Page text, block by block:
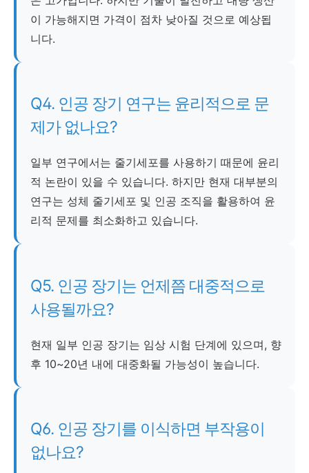
이 가능해지면 가격이 점차 낮아질 것으로 예상됩
니다.
Q4. 인공 장기 연구는 윤리적으로 문
제가 없나요?
일부 연구에서는 줄기세포를 사용하기 때문에 윤리
적 논란이 있을 수 있습니다. 하지만 현재 대부분의
연구는 성체 줄기세포 및 인공 조직을 활용하여 윤
리적 문제를 최소화하고 있습니다.
Q5. 인공 장기는 언제쯤 대중적으로
사용될까요?
현재 일부 인공 장기는 임상 시험 단계에 있으며, 향
후 10~20년 내에 대중화될 가능성이 높습니다.
Q6. 인공 장기를 이식하면 부작용이
없나요?